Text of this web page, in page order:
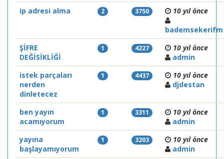
ip adresi alma
2 3750
10 yıl önce
bademsekerifm
ŞİFRE
DEĞİSİKLİĞİ
1 4227
10 yıl önce
admin
istek parçaları
nerden
dinletecez
1 4437
10 yıl önce
djdestan
ben yayın
acamıyorum
1 3311
10 yıl önce
admin
yayına
başlayamıyorum
1 3203
10 yıl önce
admin